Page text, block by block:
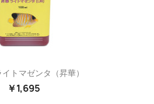
トマゼンタ（昇華）
￥1,695